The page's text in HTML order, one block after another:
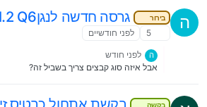
ה בירור גרסה חדשה לנגןV1.2 Q6
5 לפני חודשיים
ה
לפני חודש
אבל איזה סוג קבצים צריך בשביל זה?
בקשה